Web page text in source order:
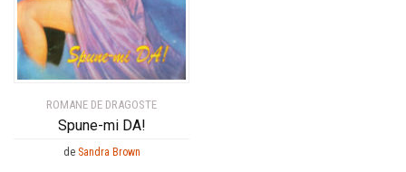
ROMANE DE DRAGOSTE
Spune-mi DA!
de Sandra Brown